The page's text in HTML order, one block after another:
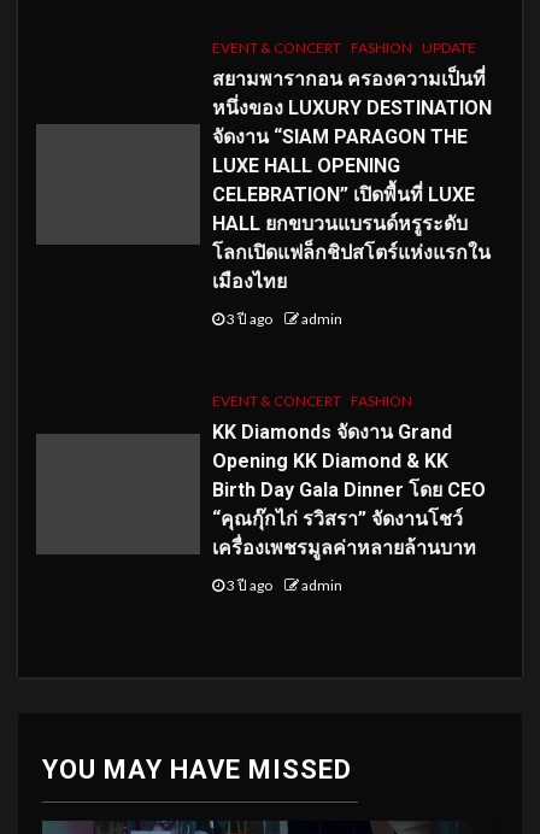
EVENT & CONCERT FASHION UPDATE
สยามพารากอน ครองความเป็นที่
หนึ่งของ LUXURY DESTINATION
จัดงาน “SIAM PARAGON THE
LUXE HALL OPENING
CELEBRATION” เปิดพื้นที่ LUXE
HALL ยกขบวนแบรนด์หรูระดับ
โลกเปิดแฟล็กชิปสโตร์แห่งแรกใน
เมืองไทย
3 ปี ago admin
EVENT & CONCERT FASHION
KK Diamonds จัดงาน Grand
Opening KK Diamond & KK
Birth Day Gala Dinner โดย CEO
“คุณกุ๊กไก่ รวิสรา” จัดงานโชว์
เครื่องเพชรมูลค่าหลายล้านบาท
3 ปี ago admin
YOU MAY HAVE MISSED